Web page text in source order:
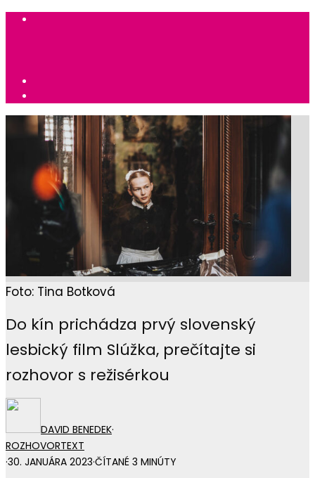
Foto: Tina Botková
Do kín prichádza prvý slovenský
lesbický film Slúžka, prečítajte si
rozhovor s režisérkou
DAVID BENEDEK·
ROZHOVORTEXT
·30. JANUÁRA 2023·ČÍTANÉ 3 MINÚTY